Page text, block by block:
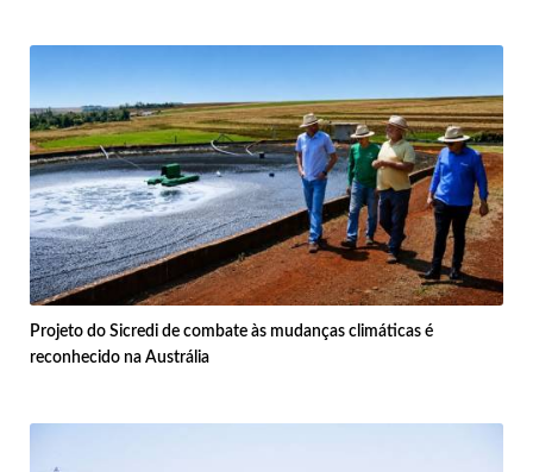
Projeto do Sicredi de combate às mudanças climáticas é
reconhecido na Austrália